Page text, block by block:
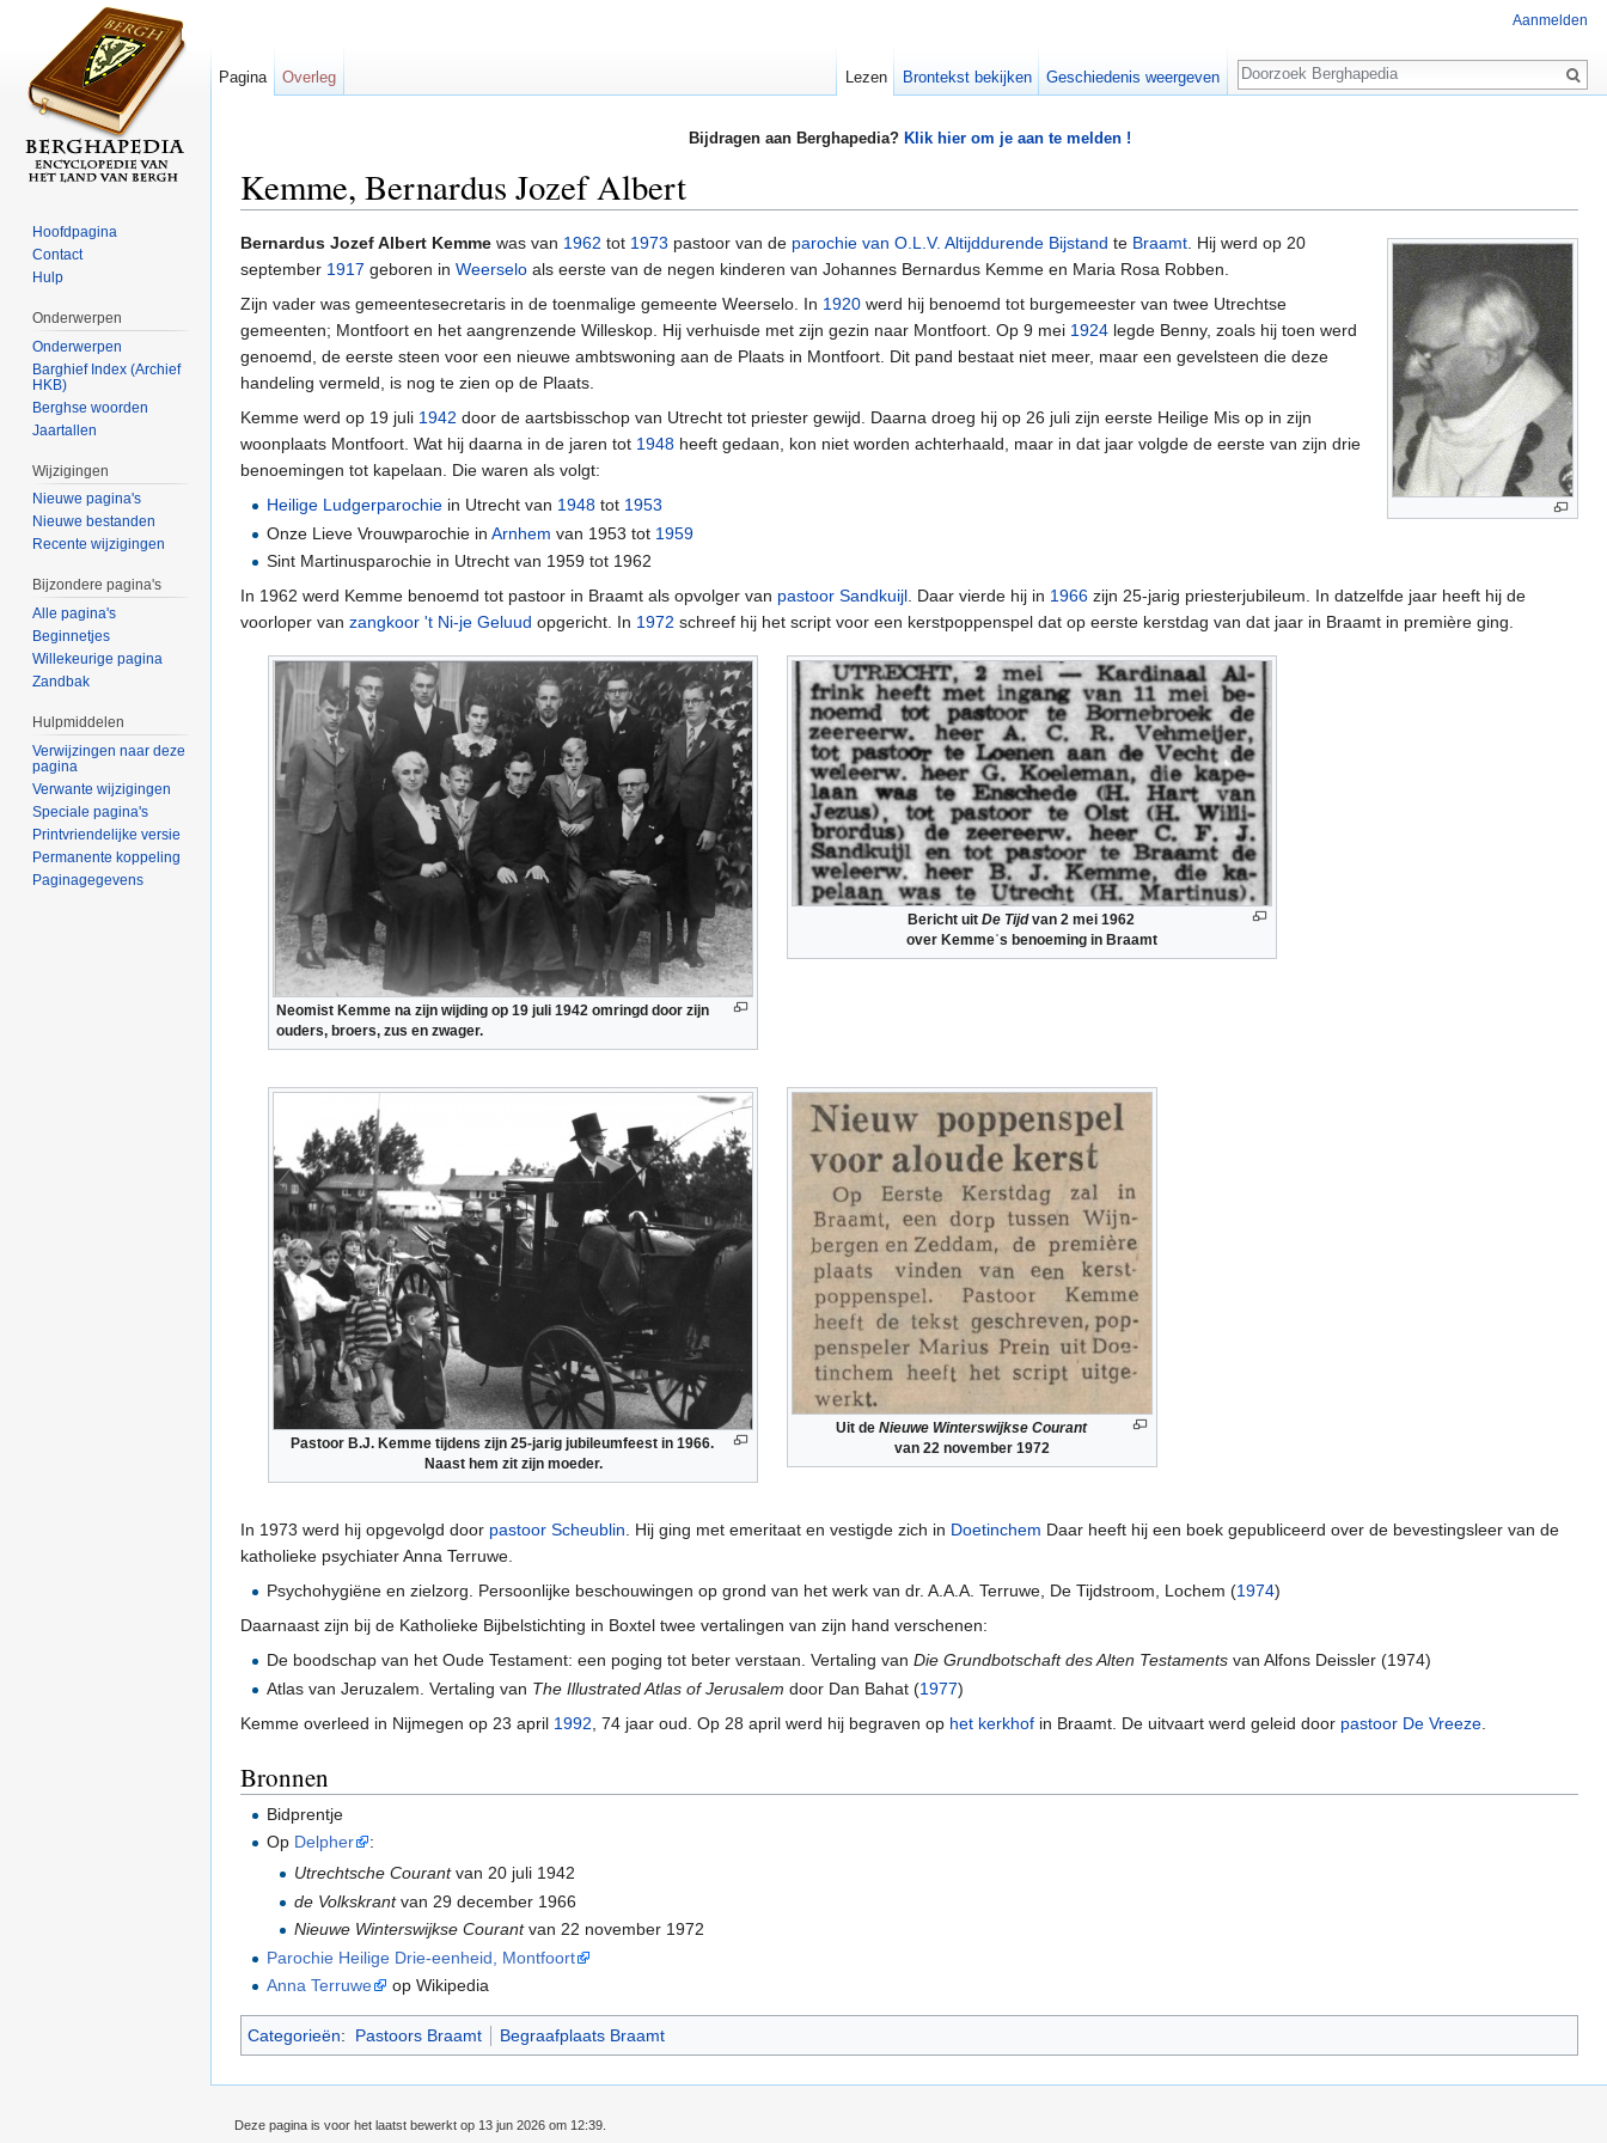
Bijdragen aan Berghapedia? Klik hier om je aan te melden !
Kemme, Bernardus Jozef Albert
Bernardus Jozef Albert Kemme was van 1962 tot 1973 pastoor van de parochie van O.L.V. Altijddurende Bijstand te Braamt. Hij werd op 20
september 1917 geboren in Weerselo als eerste van de negen kinderen van Johannes Bernardus Kemme en Maria Rosa Robben.
Zijn vader was gemeentesecretaris in de toenmalige gemeente Weerselo. In 1920 werd hij benoemd tot burgemeester van twee Utrechtse
gemeenten; Montfoort en het aangrenzende Willeskop. Hij verhuisde met zijn gezin naar Montfoort. Op 9 mei 1924 legde Benny, zoals hij toen werd
genoemd, de eerste steen voor een nieuwe ambtswoning aan de Plaats in Montfoort. Dit pand bestaat niet meer, maar een gevelsteen die deze
handeling vermeld, is nog te zien op de Plaats.
Kemme werd op 19 juli 1942 door de aartsbisschop van Utrecht tot priester gewijd. Daarna droeg hij op 26 juli zijn eerste Heilige Mis op in zijn
woonplaats Montfoort. Wat hij daarna in de jaren tot 1948 heeft gedaan, kon niet worden achterhaald, maar in dat jaar volgde de eerste van zijn drie
benoemingen tot kapelaan. Die waren als volgt:
Heilige Ludgerparochie in Utrecht van 1948 tot 1953
Onze Lieve Vrouwparochie inArnhem van 1953 tot 1959
Sint Martinusparochie in Utrecht van 1959 tot 1962
In 1962 werd Kemme benoemd tot pastoor in Braamt als opvolger van pastoor Sandkuijl . Daar vierde hij in 1966 zijn 25-jarig priesterjubileum. In datzelfde jaar heeft hij de
voorloper van zangkoor 't Ni-je Geluud opgericht. In 1972 schreef hij het script voor een kerstpoppenspel dat op eerste kerstdag van dat jaar in Braamt in première ging.
Neomist Kemme na zijn wijding op 19 juli 1942 omringd door zijn
ouders, broers, zus en zwager.
Bericht uit De Tijdvan 2 mei 1962
over Kemmeˈs benoeming in Braamt
Pastoor B.J. Kemme tijdens zijn 25-jarig jubileumfeest in 1966.
Naast hem zit zijn moeder.
Uit de Nieuwe Winterswijkse Courant
van 22 november 1972
In 1973 werd hij opgevolgd door pastoor Scheublin . Hij ging met emeritaat en vestigde zich in Doetinchem Daar heeft hij een boek gepubliceerd over de bevestingsleer van de
katholieke psychiater Anna Terruwe.
Psychohygiëne en zielzorg. Persoonlijke beschouwingen op grond van het werk van dr. A.A.A. Terruwe, De Tijdstroom, Lochem (1974)
Daarnaast zijn bij de Katholieke Bijbelstichting in Boxtel twee vertalingen van zijn hand verschenen:
De boodschap van het Oude Testament: een poging tot beter verstaan. Vertaling vanDie Grundbotschaft des Alten Testaments van Alfons Deissler (1974)
Atlas van Jeruzalem. Vertaling van The Illustrated Atlas of Jerusalem door Dan Bahat (1977)
Kemme overleed in Nijmegen op 23 april 1992 , 74 jaar oud. Op 28 april werd hij begraven op het kerkhof in Braamt. De uitvaart werd geleid door pastoor De Vreeze
Bronnen
Bidprentje
Op Delpher
:
Utrechtsche Courantvan 20 juli 1942
de Volkskrantvan 29 december 1966
Nieuwe Winterswijkse Courantvan 22 november 1972
Parochie Heilige Drie-eenheid, Montfoort
Anna Terruwe
op Wikipedia
Categorieën: Pastoors Braamt Begraafplaats Braamt
Aanmelden
Pagina Overleg Lezen Brontekst bekijken Geschiedenis weergeven
Zoeken
Hoofdpagina
Contact
Hulp
Onderwerpen
Onderwerpen
Barghief Index (Archief
HKB)
Berghse woorden
Jaartallen
Wijzigingen
Nieuwe pagina's
Nieuwe bestanden
Recente wijzigingen
Bijzondere pagina's
Alle pagina's
Beginnetjes
Willekeurige pagina
Zandbak
Hulpmiddelen
Verwijzingen naar deze
pagina
Verwante wijzigingen
Speciale pagina's
Printvriendelijke versie
Permanente koppeling
Paginagegevens
Deze pagina is voor het laatst bewerkt op 13 jun 2026 om 12:39.